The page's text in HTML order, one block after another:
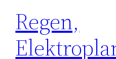
Regen,